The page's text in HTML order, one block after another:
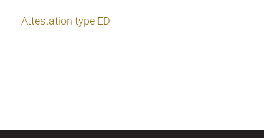
Attestation type ED